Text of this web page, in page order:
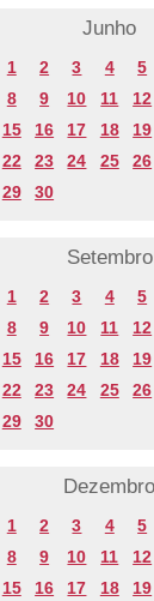
Junho
1 2 3 4 5
8
9 10 11 12
15
16 17 18 19
22
23 24 25 26
29
30
Setembro
1 2 3 4 5
8
9 10 11 12
15
16 17 18 19
22
23 24 25 26
29
30
Dezembro
1 2 3 4 5
8
9 10 11 12
15
16 17 18 19